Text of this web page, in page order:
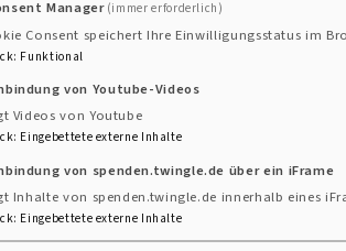
(1.Korinther 16,14)
das Gesetz Christi erfüllen. (Galater
vergebt einander, wie auch Gott
mit der Tat und mit der
von Gott. (1. Johannes 4,7a)
untereinander lieben, so bleibt
bleibt, der bleibt in Gott und
Manager (immer erforderlich)
Consent speichert Ihre Einwilligungsstatus im
: Funktional
von Youtube-Videos
Videos von Youtube
: Eingebettete externe Inhalte
von spenden.twingle.de über ein iFrame
Inhalte von spenden.twingle.de innerhalb eines
: Eingebettete externe Inhalte